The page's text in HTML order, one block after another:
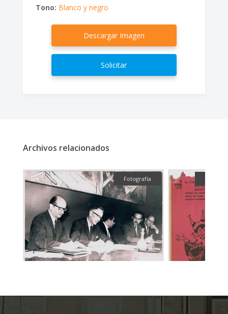
Tono: Blanco y negro
Descargar Imagen
Solicitar
Archivos relacionados
Fotografía